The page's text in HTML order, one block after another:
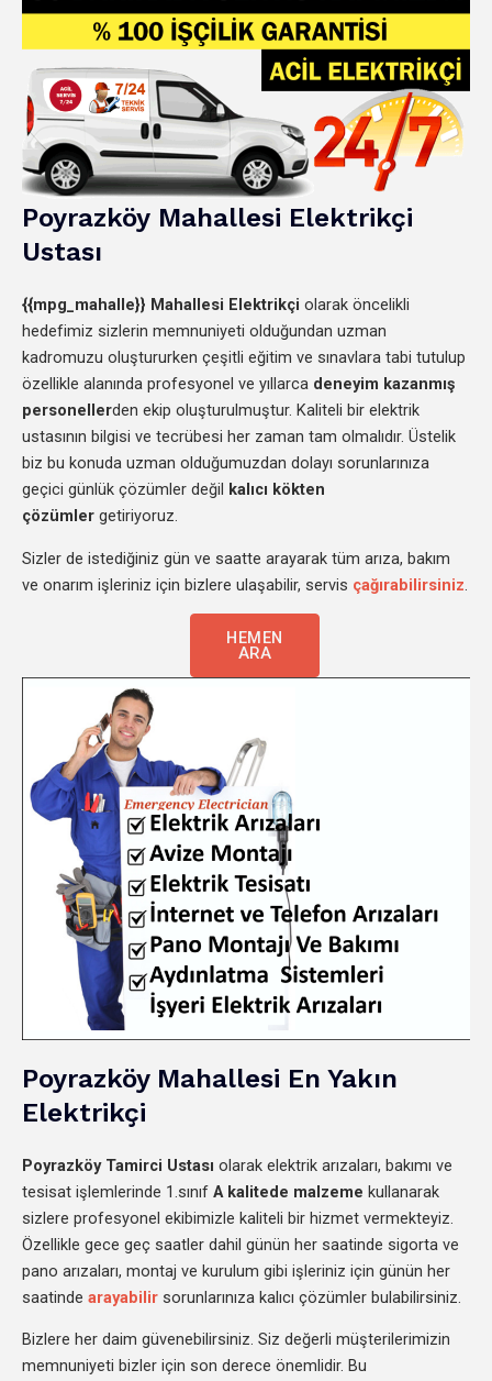
Poyrazköy Mahallesi Elektrikçi
Ustası
{{mpg_mahalle}} Mahallesi Elektrikçi olarak öncelikli
hedefimiz sizlerin memnuniyeti olduğundan uzman
kadromuzu oluştururken çeşitli eğitim ve sınavlara tabi tutulup
özellikle alanında profesyonel ve yıllarca deneyim kazanmış
personellerden ekip oluşturulmuştur. Kaliteli bir elektrik
ustasının bilgisi ve tecrübesi her zaman tam olmalıdır. Üstelik
biz bu konuda uzman olduğumuzdan dolayı sorunlarınıza
geçici günlük çözümler değil kalıcı kökten
çözümler getiriyoruz.
Sizler de istediğiniz gün ve saatte arayarak tüm arıza, bakım
ve onarım işleriniz için bizlere ulaşabilir, servis çağırabilirsiniz
HEMEN
ARA
Poyrazköy Mahallesi En Yakın
Elektrikçi
Poyrazköy Tamirci Ustası olarak elektrik arızaları, bakımı ve
tesisat işlemlerinde 1.sınıf A kalitede malzeme kullanarak
sizlere profesyonel ekibimizle kaliteli bir hizmet vermekteyiz.
Özellikle gece geç saatler dahil günün her saatinde sigorta ve
pano arızaları, montaj ve kurulum gibi işleriniz için günün her
saatinde arayabilir sorunlarınıza kalıcı çözümler bulabilirsiniz.
Bizlere her daim güvenebilirsiniz. Siz değerli müşterilerimizin
memnuniyeti bizler için son derece önemlidir. Bu